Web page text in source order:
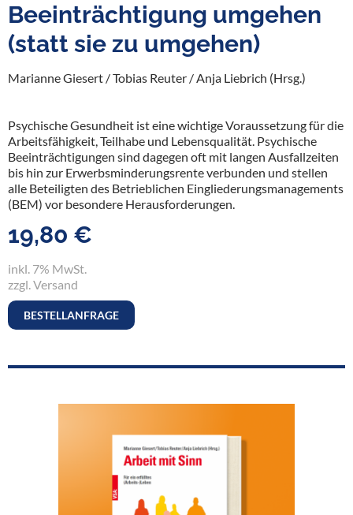
Beeinträchtigung umgehen
(statt sie zu umgehen)
Marianne Giesert / Tobias Reuter / Anja Liebrich (Hrsg.)
Psychische Gesundheit ist eine wichtige Voraussetzung für die
Arbeitsfähigkeit, Teilhabe und Lebensqualität. Psychische
Beeinträchtigungen sind dagegen oft mit langen Ausfallzeiten
bis hin zur Erwerbsminderungsrente verbunden und stellen
alle Beteiligten des Betrieblichen Eingliederungsmanagements
(BEM) vor besondere Herausforderungen.
19,80 €
inkl. 7% MwSt.
zzgl. Versand
BESTELLANFRAGE